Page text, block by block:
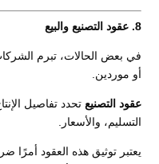
8. عقود التصنيع والبيع
في بعض الحالات، تبرم
أو موردين.
عقود التصنيع تحدد تفاصيل
التسليم، والأسعار.
يعتبر توثيق هذه العقود أمرًا